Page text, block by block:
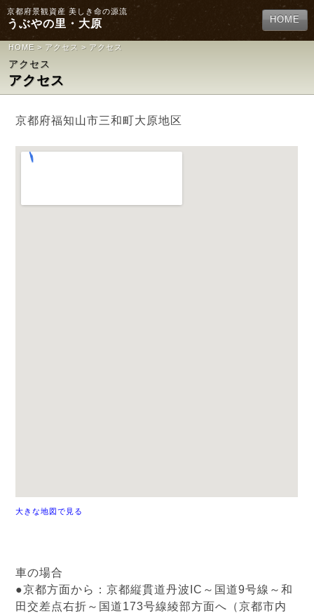
京都府景観資産 美しき命の源流
うぶやの里・大原 HOME
HOME > アクセス > アクセス
アクセス
アクセス
京都府福知山市三和町大原地区
大きな地図で見る
車の場合
●京都方面から：京都縦貫道丹波IC～国道9号線～和
田交差点右折～国道173号線綾部方面へ（京都市内